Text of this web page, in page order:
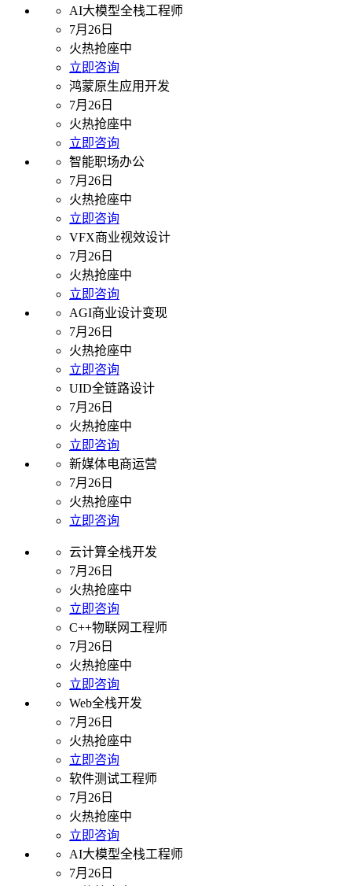
AI大模型全栈工程师
7月26日
火热抢座中
立即咨询
鸿蒙原生应用开发
7月26日
火热抢座中
立即咨询
智能职场办公
7月26日
火热抢座中
立即咨询
VFX商业视效设计
7月26日
火热抢座中
立即咨询
AGI商业设计变现
7月26日
火热抢座中
立即咨询
UID全链路设计
7月26日
火热抢座中
立即咨询
新媒体电商运营
7月26日
火热抢座中
立即咨询
云计算全栈开发
7月26日
火热抢座中
立即咨询
C++物联网工程师
7月26日
火热抢座中
立即咨询
Web全栈开发
7月26日
火热抢座中
立即咨询
软件测试工程师
7月26日
火热抢座中
立即咨询
AI大模型全栈工程师
7月26日